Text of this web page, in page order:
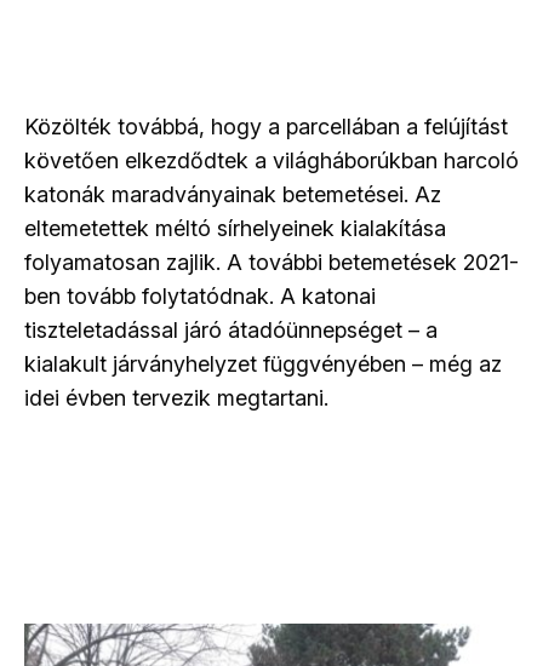
Közölték továbbá, hogy a parcellában a felújítást
követően elkezdődtek a világháborúkban harcoló
katonák maradványainak betemetései. Az
eltemetettek méltó sírhelyeinek kialakítása
folyamatosan zajlik. A további betemetések 2021-
ben tovább folytatódnak. A katonai
tiszteletadással járó átadóünnepséget – a
kialakult járványhelyzet függvényében – még az
idei évben tervezik megtartani.